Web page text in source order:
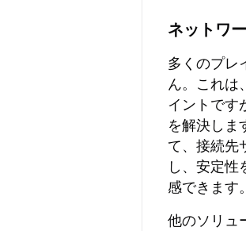
ネットワ
多くのプレ
ん。これは
イントです
を解決しま
て、接続先
し、安定性
感できます
他のソリュ